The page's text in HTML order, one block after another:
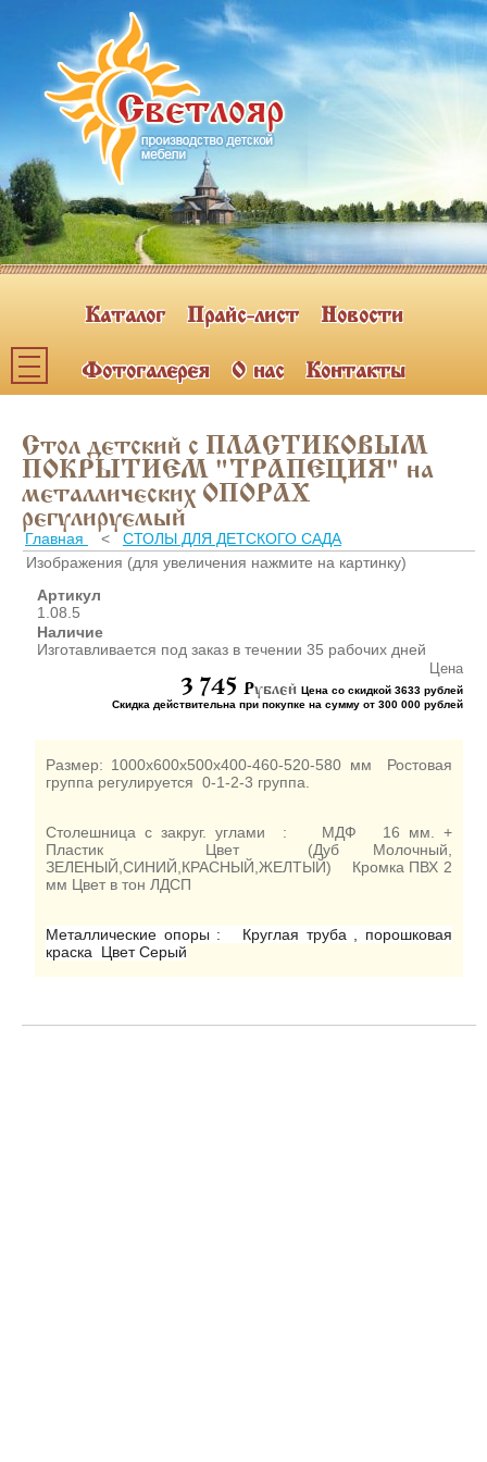
Каталог Прайс-лист Новости
Фотогалерея О нас Контакты
Каталог мебели
ПОЛКИ НАВЕСНЫЕ (2)
ШКАФЫ ДЛЯ КАБИНЕТОВ
И ОФИСОВ (95)
СТОЛЫ ДЛЯ КАБИНЕТОВ И
ОФИСОВ (59)
КРОВАТИ ДЛЯ ДЕТСКОГО
САДА (65)
МАТРАСЫ ДЛЯ ДЕТСКИХ
КРОВАТЕЙ (6)
СТОЛЫ ДЛЯ ДЕТСКОГО
ШКАФЫ В РАЗДЕВАЛКУ
ШКАФЫ ДЛЯ ПОЛОТЕНЕЦ
И ГОРШКОВ (32)
СТЕЛЛАЖИ И СТЕНКИ
ИГРОВАЯ МЕБЕЛЬ (16)
УГОЛКИ ПРИРОДЫ ИЗО
Стол детский с ПЛАСТИКОВЫМ
ПОКРЫТИЕМ "ТРАПЕЦИЯ" на
металлических ОПОРАХ
регулируемый
Главная < СТОЛЫ ДЛЯ ДЕТСКОГО САДА
Изображения (для увеличения нажмите на картинку)
Артикул
1.08.5
Наличие
Изготавливается под заказ в течении 35 рабочих дней
Цена
3 745 Pублей Цена со скидкой 3633 рублей
Скидка действительна при покупке на сумму от 300 000 рублей
Размер: 1000х600х500х400-460-520-580 мм Ростовая
группа регулируется 0-1-2-3 группа.
Столешница с закруг. углами : МДФ 16 мм. +
Пластик Цвет (Дуб Молочный,
ЗЕЛЕНЫЙ,СИНИЙ,КРАСНЫЙ,ЖЕЛТЫЙ) Кромка ПВХ 2
мм Цвет в тон ЛДСП
Металлические опоры : Круглая труба , порошковая
краска Цвет Серый